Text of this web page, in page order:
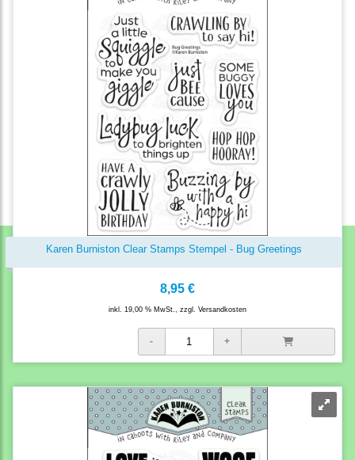
Karen Burniston Clear Stamps Stempel - Bug Greetings
8,95 €
inkl. 19,00 % MwSt., zzgl. Versandkosten